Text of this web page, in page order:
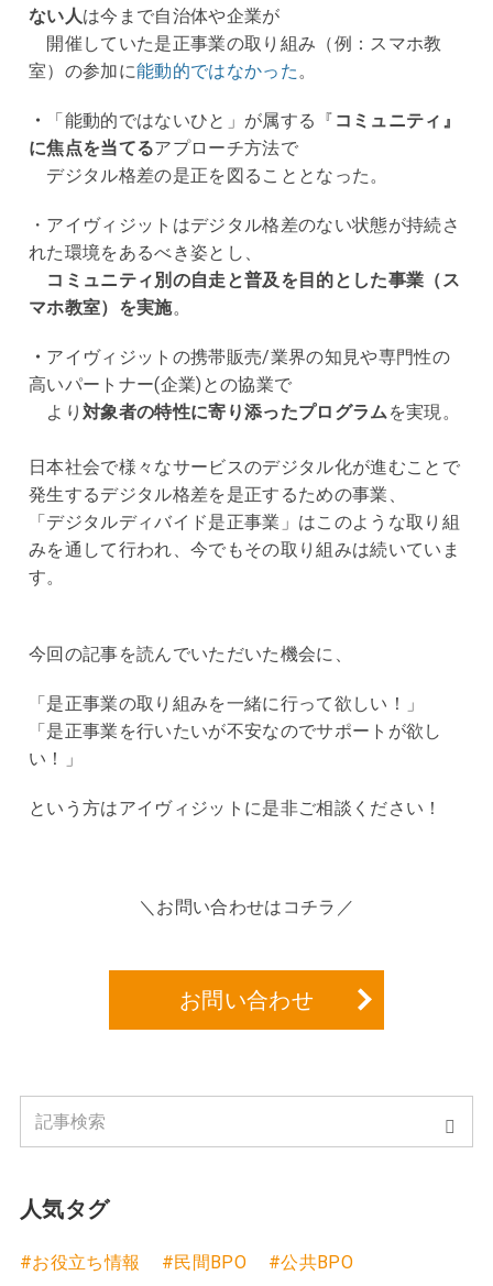
ない人は今まで自治体や企業が
開催していた是正事業の取り組み（例：スマホ教
室）の参加に能動的ではなかった 。
・ 「能動的ではないひと」が属する『 コミュニティ』
に焦点を当てるアプローチ方法で
デジタル格差の是正を図ることとなった。
・アイヴィジットはデジタル格差のない状態が持続さ
れた環境をあるべき姿とし、
コミュニティ別の自走と普及を目的とした事業（ス
マホ教室）を実施。
・ アイヴィジットの携帯販売/業界の知見や専門性の
高いパートナー(企業) との協業で
より対象者の特性に寄り添ったプログラム を実現。
日本社会で様々なサービスのデジタル化が進むことで
発生するデジタル格差を是正するための事業、
「デジタルディバイド是正事業」はこのような取り組
みを通して行われ、今でもその取り組みは続いていま
す。
今回の記事を読んでいただいた機会に、
「是正事業の取り組みを一緒に行って欲しい！」
「是正事業を行いたいが不安なのでサポートが欲し
い！」
という方はアイヴィジットに是非ご相談ください！
＼お問い合わせはコチラ／
お問い合わせ
人気タグ
#お役立ち情報 #民間BPO #公共BPO